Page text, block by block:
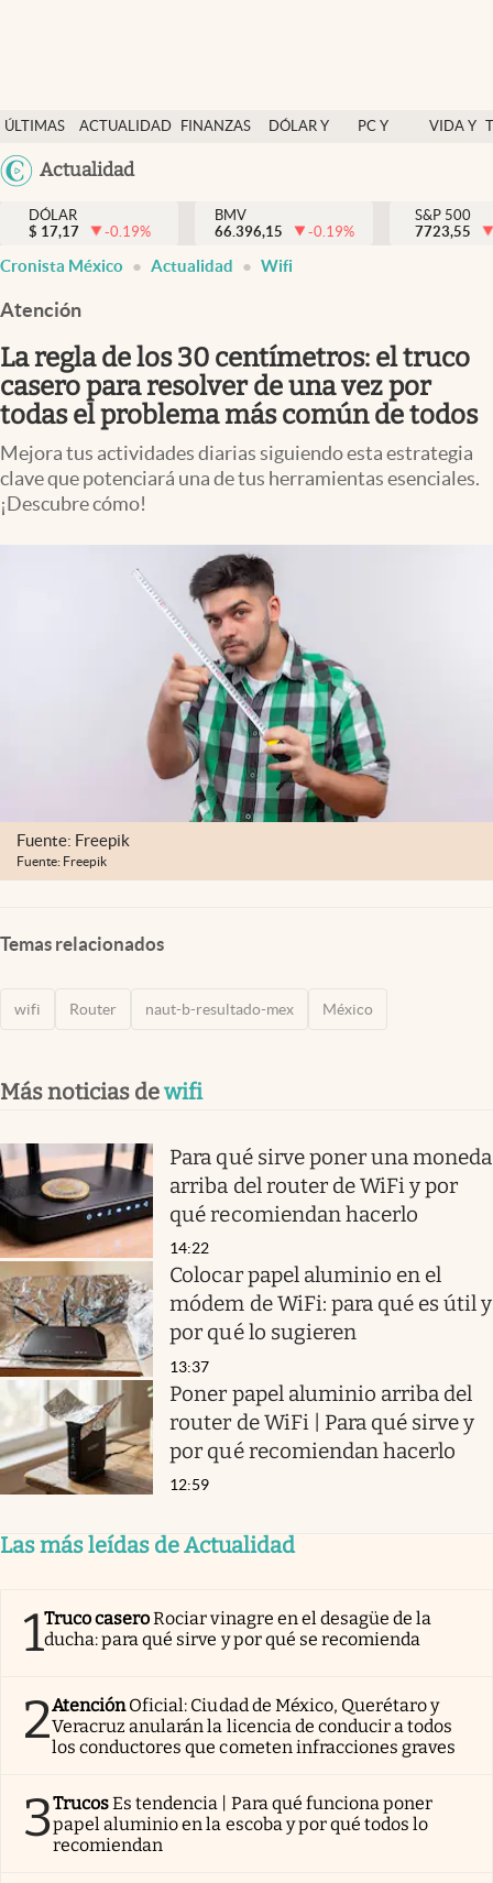
ÚLTIMAS
NOTICIAS
ACTUALIDAD
FINANZAS
DÓLAR Y
PC Y
VIDA Y
México
Actualidad
Actualidad
Finanzas y economía
Dólar y mercados
Pc y celular
Vida y estilo
Tv
Clima
Espiritualidad
DÓLAR
$ 17,17 -0.19%
BMV
66.396,15
-0.19%
S&P 500
7723,55
Cronista México Actualidad Wifi
Atención
La regla de los 30 centímetros: el truco
casero para resolver de una vez por
todas el problema más común de todos
Mejora tus actividades diarias siguiendo esta estrategia
clave que potenciará una de tus herramientas esenciales.
¡Descubre cómo!
Fuente: Freepik
Fuente: Freepik
Temas relacionados
wifi Router naut-b-resultado-mex México
Más noticias dewifi
Para qué sirve poner una moneda
arriba del router de WiFi y por
qué recomiendan hacerlo
14:22
Colocar papel aluminio en el
módem de WiFi: para qué es útil y
por qué lo sugieren
13:37
Poner papel aluminio arriba del
router de WiFi | Para qué sirve y
por qué recomiendan hacerlo
12:59
Las más leídas de Actualidad
1Truco caseroRociar vinagre en el desagüe de la
ducha: para qué sirve y por qué se recomienda
2AtenciónOficial: Ciudad de México, Querétaro y
Veracruz anularán la licencia de conducir a todos
los conductores que cometen infracciones graves
3TrucosEs tendencia | Para qué funciona poner
papel aluminio en la escoba y por qué todos lo
recomiendan